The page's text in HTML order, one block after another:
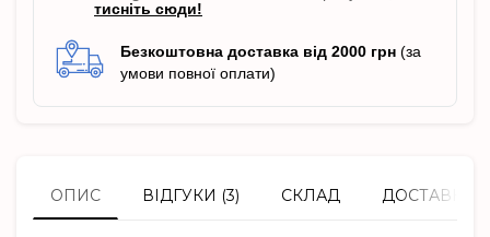
тисніть сюди!
Безкоштовна доставка від 2000 грн (за
умови повної оплати)
ОПИС ВІДГУКИ (3) СКЛАД ДОСТАВКА